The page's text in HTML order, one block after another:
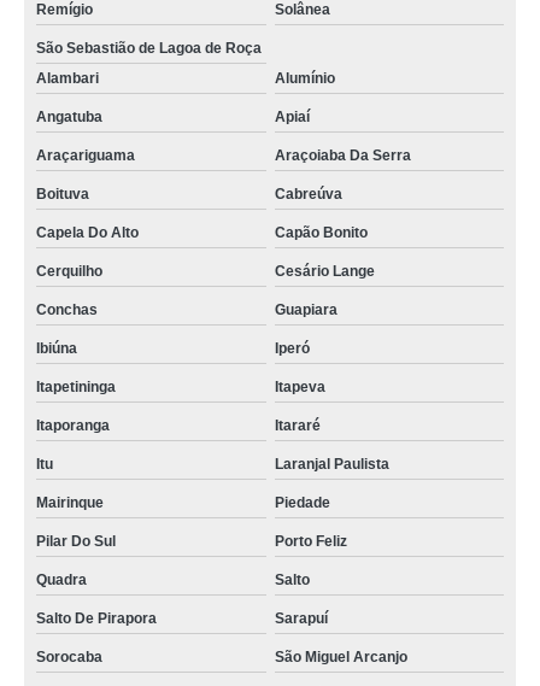
Remígio Solânea
São Sebastião de Lagoa de Roça
Alambari
Alumínio
Angatuba Apiaí
Araçariguama Araçoiaba Da Serra
Boituva Cabreúva
Capela Do Alto Capão Bonito
Cerquilho Cesário Lange
Conchas Guapiara
Ibiúna Iperó
Itapetininga Itapeva
Itaporanga Itararé
Itu Laranjal Paulista
Mairinque Piedade
Pilar Do Sul Porto Feliz
Quadra Salto
Salto De Pirapora Sarapuí
Sorocaba São Miguel Arcanjo